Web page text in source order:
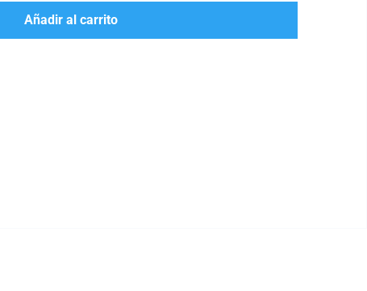
Añadir al carrito